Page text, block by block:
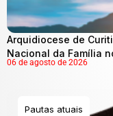
Arquidiocese de
Nacional da Família
06 de agosto de 2026
Pautas atuais